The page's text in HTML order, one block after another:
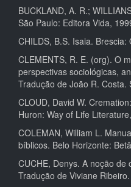
BUCKLAND, A. R.;
São Paulo: Editora Vida,
CHILDS, B.S. Isaia. Brescia:
CLEMENTS, R. E. (org). O
perspectivas sociológicas,
Tradução de João R. Costa.
CLOUD, David W.
Huron: Way of Life
COLEMAN, William L.
bíblicos. Belo Horizonte:
CUCHE, Denys. A noção de
Tradução de Viviane